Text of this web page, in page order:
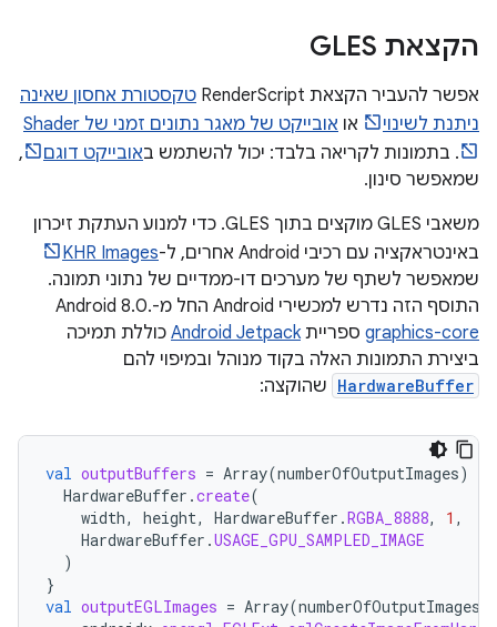
הקצאת GLES
אפשר להעביר הקצאת RenderScript
טקסטורת אחסון שאינה
ניתנת לשינוי
או אובייקט של מאגר נתונים זמני של Shader
. בתמונות לקריאה בלבד: יכול להשתמש באובייקט דוגם
,
שמאפשר סינון.
משאבי GLES מוקצים בתוך GLES. כדי למנוע העתקת זיכרון
באינטראקציה עם רכיבי Android אחרים, ל-
KHR Images
שמאפשר לשתף של מערכים דו-ממדיים של נתוני תמונה.
התוסף הזה נדרש למכשירי Android החל מ-Android 8.0.
graphics-core ספרייתAndroid Jetpack כוללת תמיכה
ביצירת התמונות האלה בקוד מנוהל ובמיפוי להם
HardwareBuffer שהוקצה:
val outputBuffers = Array(numberOfOutputImages)
HardwareBuffer .create(
width, height, HardwareBuffer .RGBA_8888, 1 ,
HardwareBuffer .USAGE_GPU_SAMPLED_IMAGE
)
}
val outputEGLImages = Array(numberOfOutputImages